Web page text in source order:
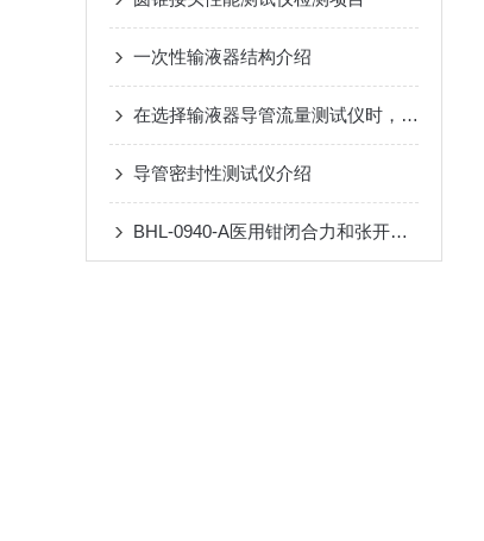
一次性输液器结构介绍
在选择输液器导管流量测试仪时，应考虑以下因素
导管密封性测试仪介绍
BHL-0940-A医用钳闭合力和张开力传递系数测试仪